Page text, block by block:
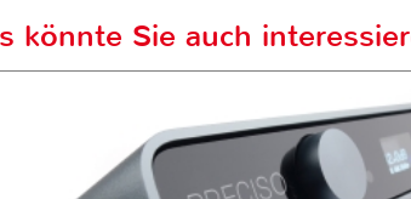
könnte Sie auch